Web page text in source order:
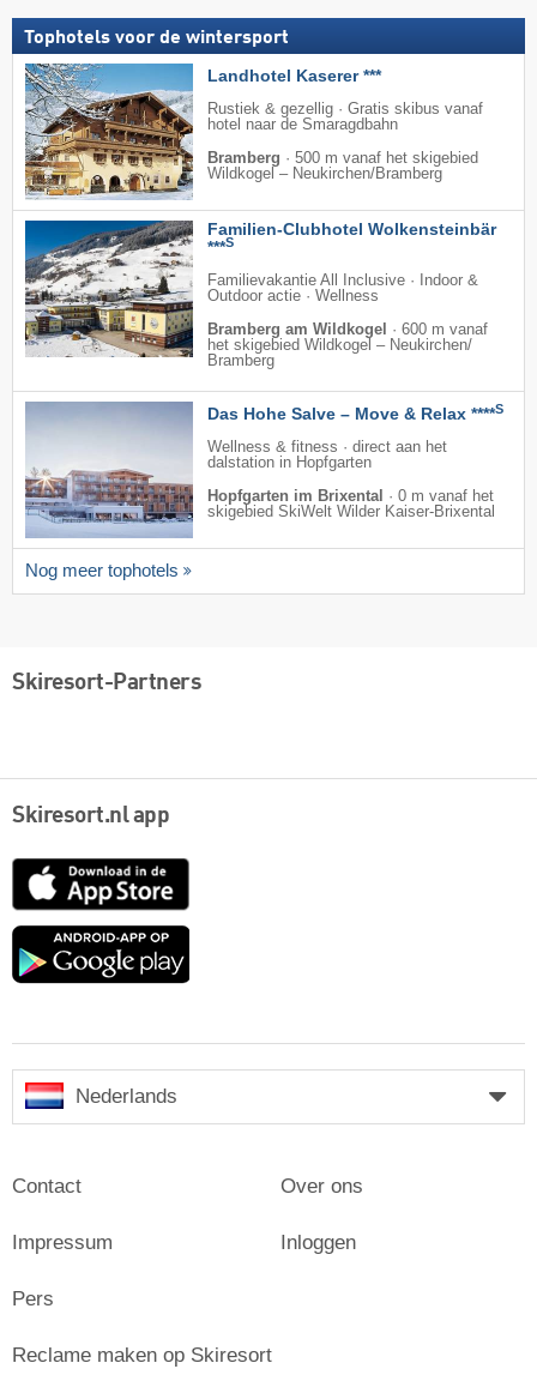
Tophotels voor de wintersport
Landhotel Kaserer ***
Rustiek & gezellig · Gratis skibus vanaf
hotel naar de Smaragdbahn
Bramberg · 500 m vanaf het skigebied
Wildkogel – Neukirchen/​Bramberg
Familien-Clubhotel Wolkensteinbär
***S
Familievakantie All Inclusive · Indoor &
Outdoor actie · Wellness
Bramberg am Wildkogel
· 600 m vanaf
het skigebied Wildkogel – Neukirchen/​
Bramberg
Das Hohe Salve – Move & Relax ****S
Wellness & fitness · direct aan het
dalstation in Hopfgarten
Hopfgarten im Brixental · 0 m vanaf het
skigebied SkiWelt Wilder Kaiser-Brixental
Nog meer tophotels
Skiresort-Partners
Skiresort.nl app
App
Google
Nederlands
Contact
Impressum
Pers
Over ons
Inloggen
Reclame maken op Skiresort